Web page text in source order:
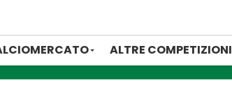
ALTRE COMPETIZIONI